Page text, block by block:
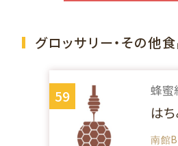
グロッサリー・その他
59 蜂蜜
は
南館